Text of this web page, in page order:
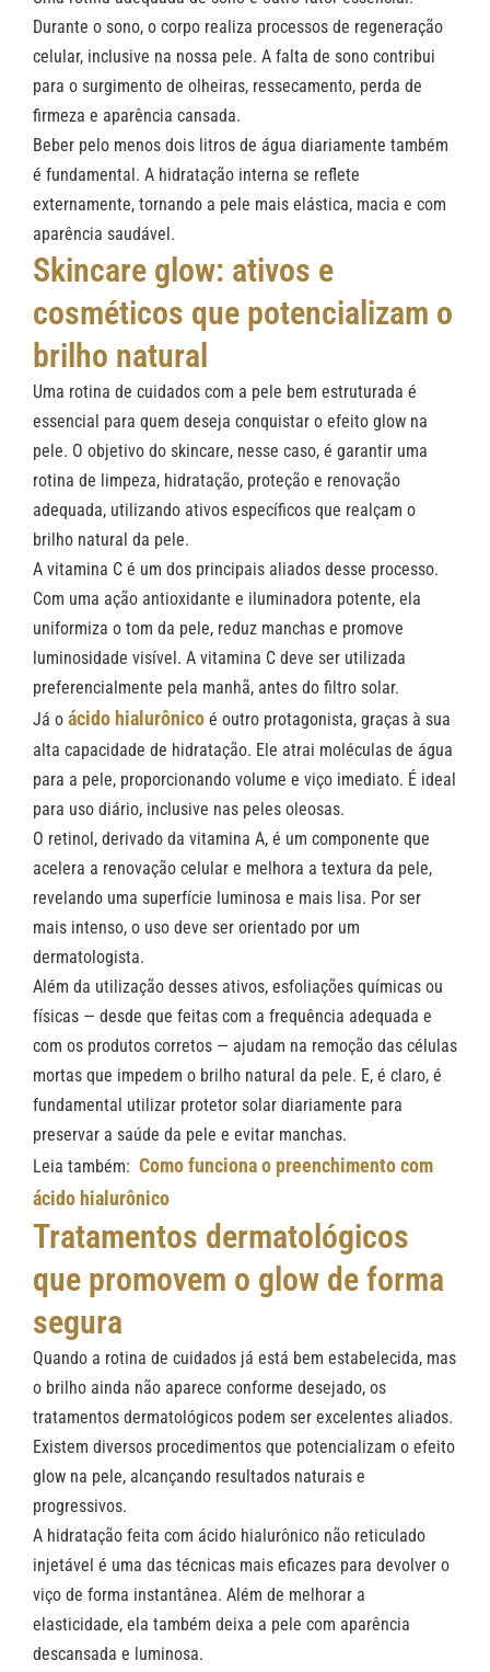
Durante o sono, o corpo realiza processos de regeneração
celular, inclusive na nossa pele. A falta de sono contribui
para o surgimento de olheiras, ressecamento, perda de
firmeza e aparência cansada.
Beber pelo menos dois litros de água diariamente também
é fundamental. A hidratação interna se reflete
externamente, tornando a pele mais elástica, macia e com
aparência saudável.
Skincare glow: ativos e
cosméticos que potencializam o
brilho natural
Uma rotina de cuidados com a pele bem estruturada é
essencial para quem deseja conquistar o efeito glow na
pele. O objetivo do skincare, nesse caso, é garantir uma
rotina de limpeza, hidratação, proteção e renovação
adequada, utilizando ativos específicos que realçam o
brilho natural da pele.
A vitamina C é um dos principais aliados desse processo.
Com uma ação antioxidante e iluminadora potente, ela
uniformiza o tom da pele, reduz manchas e promove
luminosidade visível. A vitamina C deve ser utilizada
preferencialmente pela manhã, antes do filtro solar.
Já o ácido hialurônico é outro protagonista, graças à sua
alta capacidade de hidratação. Ele atrai moléculas de água
para a pele, proporcionando volume e viço imediato. É ideal
para uso diário, inclusive nas peles oleosas.
O retinol, derivado da vitamina A, é um componente que
acelera a renovação celular e melhora a textura da pele,
revelando uma superfície luminosa e mais lisa. Por ser
mais intenso, o uso deve ser orientado por um
dermatologista.
Além da utilização desses ativos, esfoliações químicas ou
físicas — desde que feitas com a frequência adequada e
com os produtos corretos — ajudam na remoção das células
mortas que impedem o brilho natural da pele. E, é claro, é
fundamental utilizar protetor solar diariamente para
preservar a saúde da pele e evitar manchas.
Leia também: Como funciona o preenchimento com
ácido hialurônico
Tratamentos dermatológicos
que promovem o glow de forma
segura
Quando a rotina de cuidados já está bem estabelecida, mas
o brilho ainda não aparece conforme desejado, os
tratamentos dermatológicos podem ser excelentes aliados.
Existem diversos procedimentos que potencializam o efeito
glow na pele, alcançando resultados naturais e
progressivos.
A hidratação feita com ácido hialurônico não reticulado
injetável é uma das técnicas mais eficazes para devolver o
viço de forma instantânea. Além de melhorar a
elasticidade, ela também deixa a pele com aparência
descansada e luminosa.